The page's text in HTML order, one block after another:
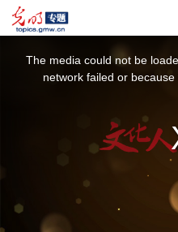
The media could not be
network failed or